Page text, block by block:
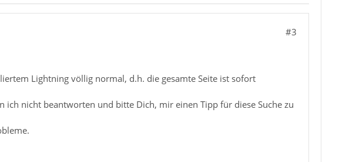
#3
Lightning völlig normal, d.h. die gesamte Seite ist sofort
ich nicht beantworten und bitte Dich, mir einen Tipp für diese Suche zu